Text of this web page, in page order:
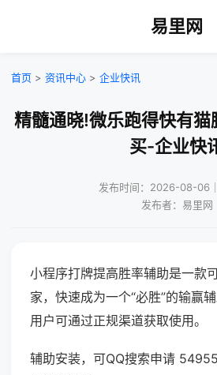
易里网
首页 > 资讯中心 > 企业快讯
精髓通晓!微乐跑得快有猫
买-企业快
发布时间：2026-08-06
发布者：易里网
小程序打牌提高胜率辅助是一款
家，快速成为一个“必胜”的输赢
用户可通过正规渠道获取使用。
辅助安装，可QQ搜索申请